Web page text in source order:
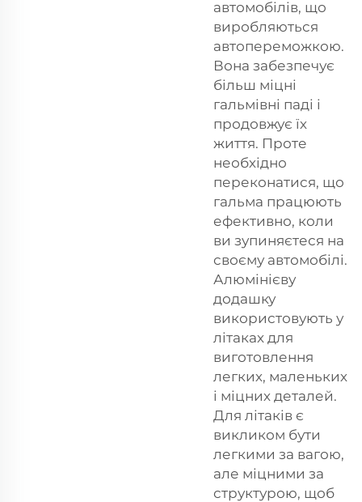
автомобілів, що
виробляються
автопереможкою.
Вона забезпечує
більш міцні
гальмівні паді і
продовжує їх
життя. Проте
необхідно
переконатися, що
гальма працюють
ефективно, коли
ви зупиняєтеся на
своєму автомобілі.
Алюмінієву
додашку
використовують у
літаках для
виготовлення
легких, маленьких
і міцних деталей.
Для літаків є
викликом бути
легкими за вагою,
але міцними за
структурою, щоб